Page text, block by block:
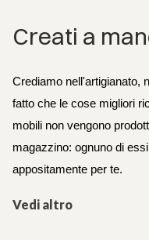
Creati a
Crediamo nell'artigianato,
fatto che le cose migliori
mobili non vengono
magazzino: ognuno di
appositamente per te.
Vedi altro